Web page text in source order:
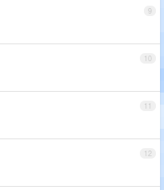
9
10
11
12